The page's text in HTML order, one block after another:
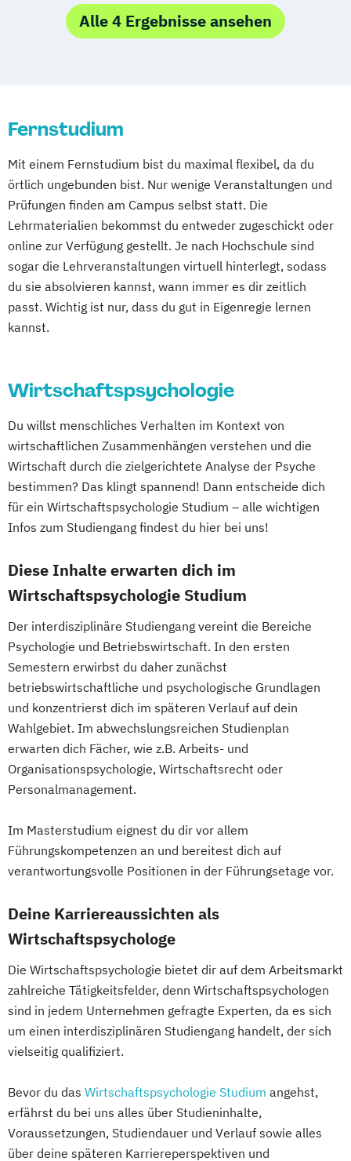
Studienzentrum Hamburg Logistik-Bachelor
Dresden Hoyerswerda Magdeburg
Ostfildern
Schwentinental / Kiel
Empowerment
Psychosoziale Beratung in Sozialer Arbeit
Alle 4 Ergebnisse ansehen
Fernstudium
Mit einem Fernstudium bist du maximal flexibel, da du
örtlich ungebunden bist. Nur wenige Veranstaltungen und
Prüfungen finden am Campus selbst statt. Die
Lehrmaterialien bekommst du entweder zugeschickt oder
online zur Verfügung gestellt. Je nach Hochschule sind
sogar die Lehrveranstaltungen virtuell hinterlegt, sodass
du sie absolvieren kannst, wann immer es dir zeitlich
passt. Wichtig ist nur, dass du gut in Eigenregie lernen
kannst.
Wirtschaftspsychologie
Du willst menschliches Verhalten im Kontext von
wirtschaftlichen Zusammenhängen verstehen und die
Wirtschaft durch die zielgerichtete Analyse der Psyche
bestimmen? Das klingt spannend! Dann entscheide dich
für ein Wirtschaftspsychologie Studium – alle wichtigen
Infos zum Studiengang findest du hier bei uns!
Diese Inhalte erwarten dich im
Wirtschaftspsychologie Studium
Der interdisziplinäre Studiengang vereint die Bereiche
Psychologie und Betriebswirtschaft. In den ersten
Semestern erwirbst du daher zunächst
betriebswirtschaftliche und psychologische Grundlagen
und konzentrierst dich im späteren Verlauf auf dein
Wahlgebiet. Im abwechslungsreichen Studienplan
erwarten dich Fächer, wie z.B. Arbeits- und
Organisationspsychologie, Wirtschaftsrecht oder
Personalmanagement.
Im Masterstudium eignest du dir vor allem
Führungskompetenzen an und bereitest dich auf
verantwortungsvolle Positionen in der Führungsetage vor.
Deine Karriereaussichten als
Wirtschaftspsychologe
Die Wirtschaftspsychologie bietet dir auf dem Arbeitsmarkt
zahlreiche Tätigkeitsfelder, denn Wirtschaftspsychologen
sind in jedem Unternehmen gefragte Experten, da es sich
um einen interdisziplinären Studiengang handelt, der sich
vielseitig qualifiziert.
Bevor du das Wirtschaftspsychologie Studium angehst,
erfährst du bei uns alles über Studieninhalte,
Voraussetzungen, Studiendauer und Verlauf sowie alles
über deine späteren Karriereperspektiven und